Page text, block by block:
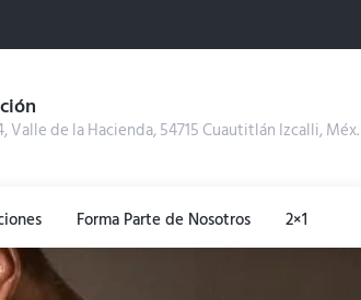
Valle de la Hacienda, 54715 Cuautitlán Izcalli, Méx.
Forma Parte de Nosotros 2×1